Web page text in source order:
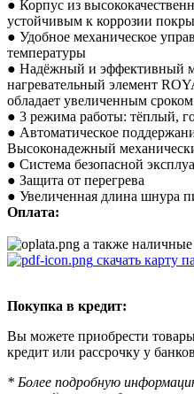
● Корпус из
устойчивым к коррозии
● Удобное механическое
температуры
● Надёжный и эффективный
нагревательный элемент
обладает увеличенным
● 3 режима работы: тёплый,
● Автоматическое
Высоконадежный
● Система безопасной
● Защита от перегрева
● Увеличенная длина шнура
Оплата:
а также
скачать карту
Покупка в кредит:
Вы можете приобрести
кредит или рассрочку у
* Более подробную